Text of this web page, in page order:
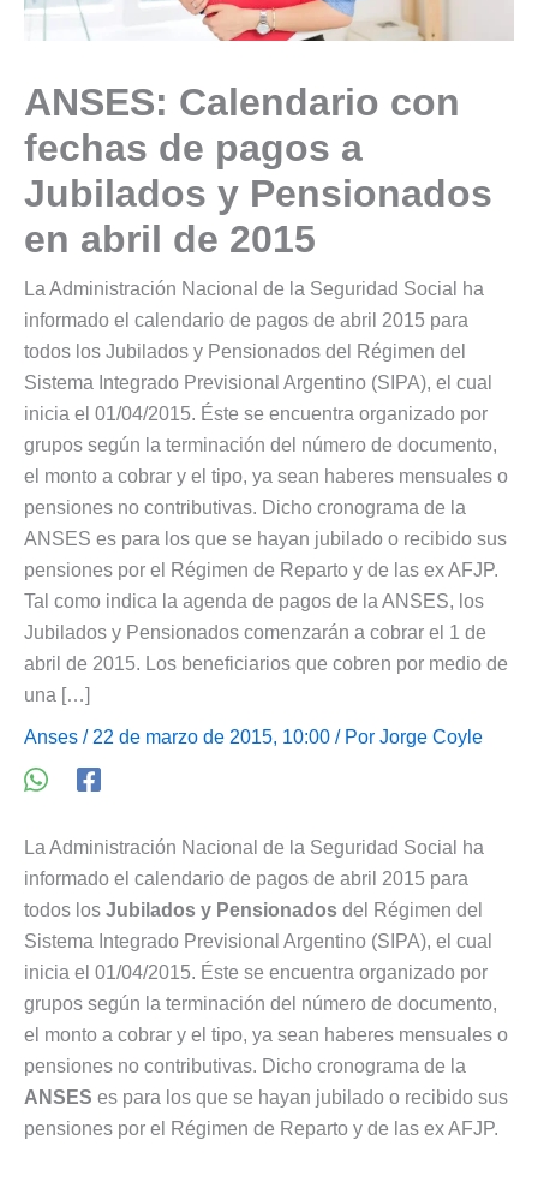
ANSES: Calendario con
fechas de pagos a
Jubilados y Pensionados
en abril de 2015
La Administración Nacional de la Seguridad Social ha
informado el calendario de pagos de abril 2015 para
todos los Jubilados y Pensionados del Régimen del
Sistema Integrado Previsional Argentino (SIPA), el cual
inicia el 01/04/2015. Éste se encuentra organizado por
grupos según la terminación del número de documento,
el monto a cobrar y el tipo, ya sean haberes mensuales o
pensiones no contributivas. Dicho cronograma de la
ANSES es para los que se hayan jubilado o recibido sus
pensiones por el Régimen de Reparto y de las ex AFJP.
Tal como indica la agenda de pagos de la ANSES, los
Jubilados y Pensionados comenzarán a cobrar el 1 de
abril de 2015. Los beneficiarios que cobren por medio de
una […]
Anses / 22 de marzo de 2015, 10:00 / Por Jorge Coyle
La Administración Nacional de la Seguridad Social ha
informado el calendario de pagos de abril 2015 para
todos los Jubilados y Pensionados del Régimen del
Sistema Integrado Previsional Argentino (SIPA), el cual
inicia el 01/04/2015. Éste se encuentra organizado por
grupos según la terminación del número de documento,
el monto a cobrar y el tipo, ya sean haberes mensuales o
pensiones no contributivas. Dicho cronograma de la
ANSES es para los que se hayan jubilado o recibido sus
pensiones por el Régimen de Reparto y de las ex AFJP.